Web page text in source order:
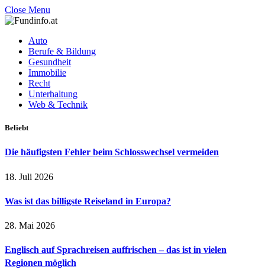
Close Menu
Auto
Berufe & Bildung
Gesundheit
Immobilie
Recht
Unterhaltung
Web & Technik
Beliebt
Die häufigsten Fehler beim Schlosswechsel vermeiden
18. Juli 2026
Was ist das billigste Reiseland in Europa?
28. Mai 2026
Englisch auf Sprachreisen auffrischen – das ist in vielen
Regionen möglich